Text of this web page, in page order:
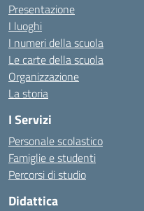
Presentazione
I luoghi
I numeri della scuola
Le carte della scuola
Organizzazione
La storia
I Servizi
Personale scolastico
Famiglie e studenti
Percorsi di studio
Didattica